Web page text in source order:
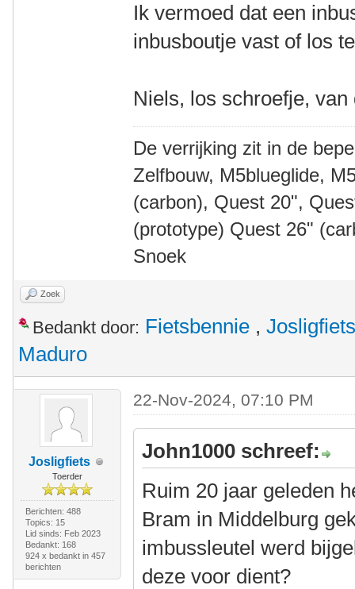
Ik vermoed dat een
inbusboutje vast of los
Niels, los schroefje, van
De verrijking zit in de
Zelfbouw, M5blueglide,
(carbon), Quest 20",
(prototype) Quest 26"
Snoek
Zoek
Bedankt door: Fietsbennie , Josligfiets
Maduro
Josligfiets
Toerder
Berichten: 488
Topics: 15
Lid sinds: Feb 2023
Bedankt: 168
924 x bedankt in 457
berichten
22-Nov-2024, 07:10 PM
John1000 schreef:
Ruim 20 jaar geleden
Bram in Middelburg
imbussleutel werd
deze voor dient?